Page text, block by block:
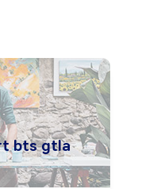
bts gtla